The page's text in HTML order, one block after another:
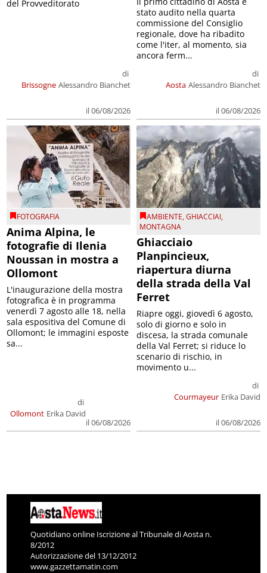
Brissogne
di
Alessandro Bianchet
il 06/08/2026
del Provveditorato
Aosta
di
Alessandro Bianchet
il 06/08/2026
stato audito nella quarta
commissione del Consiglio
regionale, dove ha ribadito
come l'iter, al momento, sia
ancora ferm...
FOTOGRAFIA
Anima Alpina, le
fotografie di Ilenia
Noussan in mostra a
Ollomont
Ollomont
di
Erika David
il 06/08/2026
L'inaugurazione della mostra
fotografica è in programma
venerdì 7 agosto alle 18, nella
sala espositiva del Comune di
Ollomont; le immagini esposte
sa...
AMBIENTE,GHIACCIAI,
MONTAGNA
Ghiacciaio
Planpincieux,
riapertura diurna
della strada della Val
Ferret
Courmayeur
di
Erika David
il 06/08/2026
Riapre oggi, giovedì 6 agosto,
solo di giorno e solo in
discesa, la strada comunale
della Val Ferret; si riduce lo
scenario di rischio, in
movimento u...
Quotidiano online Iscrizione al Tribunale di Aosta n.
8/2012
Autorizzazione del 13/12/2012
www.gazzettamatin.com